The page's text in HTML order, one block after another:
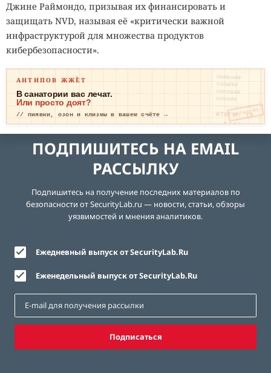
Джине Раймондо, призывая их финансировать и
защищать NVD, называя её «критически важной
инфраструктурой для множества продуктов
кибербезопасности».
ПИЯВКИ₽₽
ОЗОН₽₽₽
КЛИЗМА₽₽
КАПЛИ₽₽
ИТОГО: ТР
ЕВОГА
ОПЛАЧЕНО
АНТИПОВ ЖЖЁТ
В санатории вас лечат.
Или просто доят?
// пиявки, озон и клизмы в вашем счёте →
ПОДПИШИТЕСЬ НА EMAIL
РАССЫЛКУ
Подпишитесь на получение последних материалов по
безопасности от SecurityLab.ru — новости, статьи, обзоры
уязвимостей и мнения аналитиков.
Ежедневный выпуск от SecurityLab.Ru
Еженедельный выпуск от SecurityLab.Ru
Подписаться